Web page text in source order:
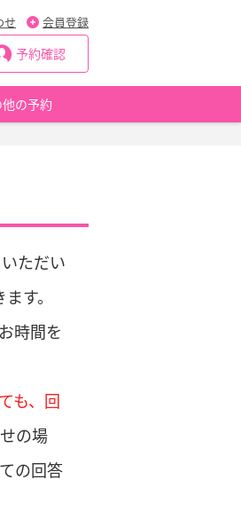
せ 会員登録
予約確認
の予約
ただい
す。
時間を
も、回
の場
の回答